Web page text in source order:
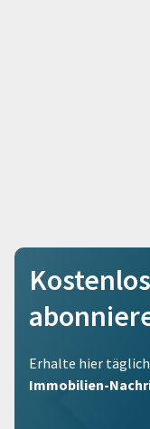
Erhalte hier
Immobilien-